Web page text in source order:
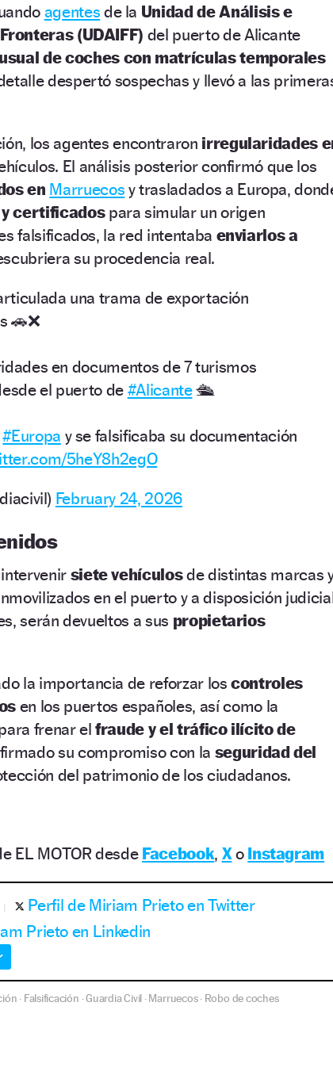
agentes de la Unidad de Análisis e
(UDAIFF) del puerto de Alicante
de coches con matrículas temporales
despertó sospechas y llevó a las
los agentes encontraron irregularidades
El análisis posterior confirmó que los
en Marruecos y trasladados a Europa,
certificadospara simular un origen
falsificados, la red intentaba enviarlos a
su procedencia real.
una trama de exportación
🚗❌
en documentos de 7 turismos
el puerto de #Alicante🛳️
#Europa y se falsificaba su documentación
5heY8h2egO
February 24, 2026
siete vehículosde distintas marcas
en el puerto y a disposición
serán devueltos a sus propietarios
la importancia de reforzar loscontroles
en los puertos españoles, así como la
frenar elfraude y el tráfico ilícito de
su compromiso con la seguridad del
del patrimonio de los ciudadanos.
EL MOTOR desde Facebook, Xo Instagram
Perfil de Miriam Prieto en Twitter
Prieto en Linkedin
· Falsificación ·Guardia Civil ·Marruecos· Robo de coches